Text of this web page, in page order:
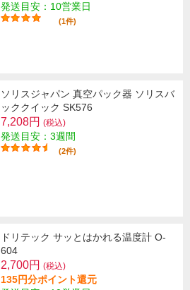
発送目安：10営業日
(1件)
ソリスジャパン 真空パック器 ソリスバ
ッククイック SK576
7,208円 (税込)
発送目安：3週間
(2件)
ドリテック サッとはかれる温度計 O-
604
2,700円 (税込)
135円分ポイント還元